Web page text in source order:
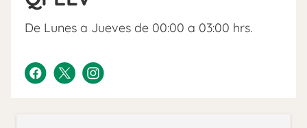
De Lunes a Jueves de 00:00 a 03:00 hrs.